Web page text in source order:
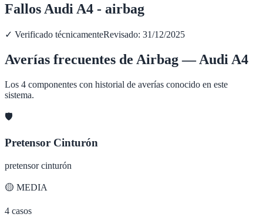
Fallos Audi A4 - airbag
✓ Verificado técnicamenteRevisado: 31/12/2025
Averías frecuentes de Airbag—Audi A4
Los 4 componentes con historial de averías conocido en este
sistema.
🛡️
Pretensor Cinturón
pretensor cinturón
🟡 MEDIA
4 casos